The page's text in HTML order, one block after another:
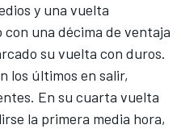
y una vuelta
una décima de ventaja
su vuelta con duros.
los últimos en salir,
En su cuarta vuelta
la primera media hora,